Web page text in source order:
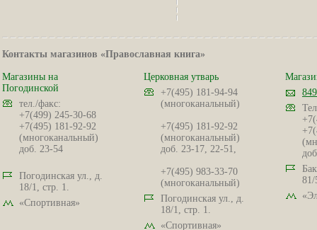
Контакты магазинов «Православная книга»
Магазины на
Погодинской
тел./факс:
+7(499) 245-30-68
+7(495) 181-92-92
(многоканальный)
доб. 23-54
Погодинская ул., д.
18/1, стр. 1.
«Спортивная»
Церковная утварь
+7(495) 181-94-94
(многоканальный)
+7(495) 181-92-92
(многоканальный)
доб. 23-17, 22-51,
+7(495) 983-33-70
(многоканальный)
Погодинская ул., д.
18/1, стр. 1.
«Спортивная»
81/